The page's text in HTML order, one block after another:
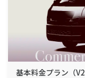
基本料金プラン（V2